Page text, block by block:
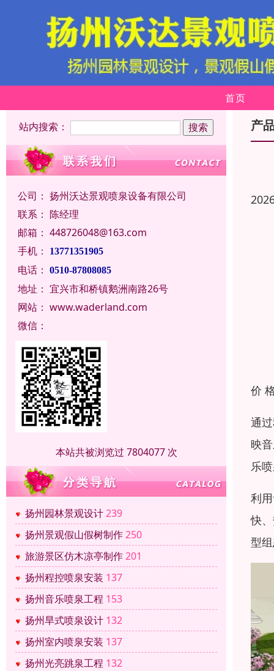
首页
站内搜索：
公司： 扬州沃达景观喷泉设备有限公司
联系： 陈经理
邮箱： 448726048@163.com
手机：
13771351905
电话： 0510-87808085
地址： 宜兴市和桥镇鹅洲南路26号
网站： www.waderland.com
微信：
本站共被浏览过 7804077 次
扬州园林景观设计239
扬州景观假山假树制作250
旅游景区仿木凉亭制作201
扬州程控喷泉安装 137
扬州音乐喷泉工程 153
扬州旱式喷泉设计 132
扬州室内喷泉安装 137
扬州光亮跳泉工程 132
产
价
通
映
乐
利
快
型